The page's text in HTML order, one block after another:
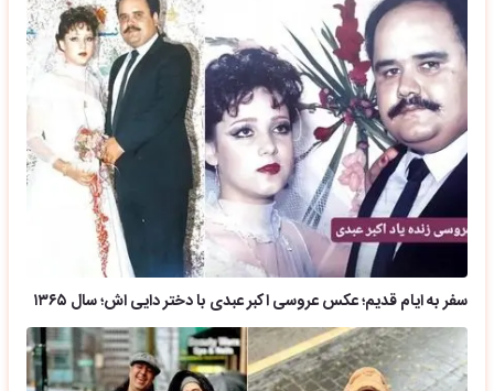
سفر به ایام قدیم؛ عکس عروسی اکبر عبدی با دختر دایی اش؛ سال ۱۳۶۵